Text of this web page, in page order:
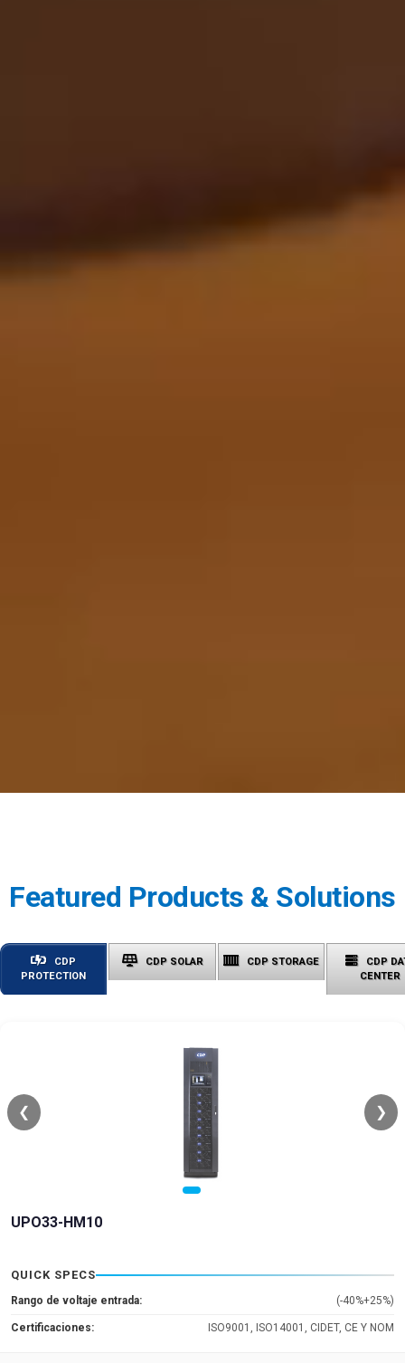
Featured Products & Solutions
CDP
PROTECTION
CDP SOLAR CDP STORAGE
CDP
CENTER
❮ ❯
UPO33-HM10
QUICK SPECS
Rango de voltaje entrada: (-40%+25%)
Certificaciones: ISO9001, ISO14001, CIDET, CE Y NOM